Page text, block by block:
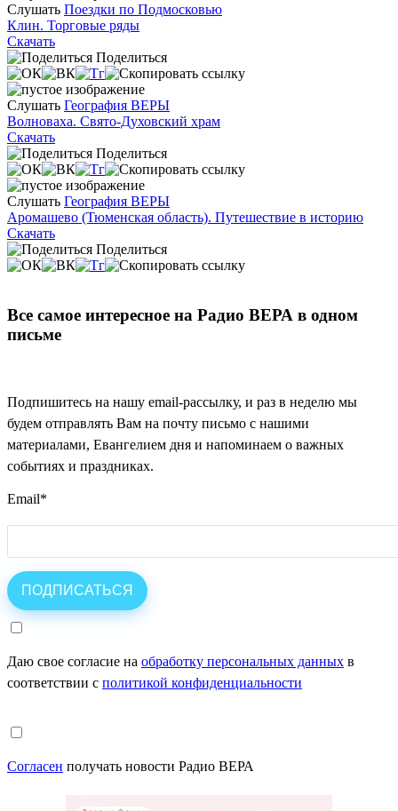
Слушать Поездки по Подмосковью
Клин. Торговые ряды
Скачать
Поделиться
Слушать География ВЕРЫ
Волноваха. Свято-Духовский храм
Скачать
Поделиться
Слушать География ВЕРЫ
Аромашево (Тюменская область). Путешествие в историю
Скачать
Поделиться
Все самое интересное на Радио ВЕРА в одном
письме
Подпишитесь на нашу email-рассылку, и раз в неделю мы
будем отправлять Вам на почту письмо с нашими
материалами, Евангелием дня и напоминаем о важных
событиях и праздниках.
Email*
Даю свое согласие на обработку персональных данных в
соответствии с политикой конфиденциальности
Согласен получать новости Радио ВЕРА